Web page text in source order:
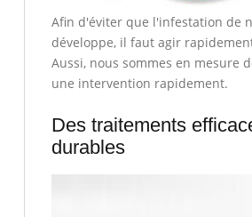
Afin d'éviter que l'infestation de
développe, il faut agir
Aussi, nous sommes en mesure
une intervention rapidement.
Des traitements
durables